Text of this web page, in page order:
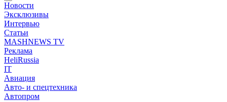
Новости
Эксклюзивы
Интервью
Статьи
MASHNEWS TV
Реклама
HeliRussia
IT
Авиация
Авто- и спецтехника
Автопром